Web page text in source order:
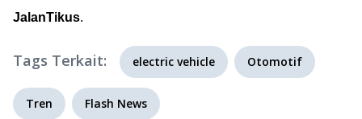
JalanTikus.
Tags Terkait: electric vehicle Otomotif
Tren Flash News